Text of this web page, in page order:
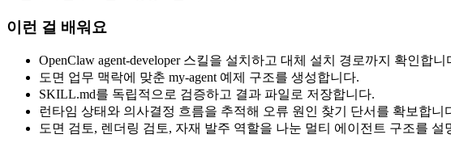
이런 걸 배워요
OpenClaw agent-developer 스킬을 설치하고 대체 설치 경로까지 확인합니
도면 업무 맥락에 맞춘 my-agent 예제 구조를 생성합니다.
SKILL.md를 독립적으로 검증하고 결과 파일로 저장합니다.
런타임 상태와 의사결정 흐름을 추적해 오류 원인 찾기 단서를 확보합니
도면 검토, 렌더링 검토, 자재 발주 역할을 나눈 멀티 에이전트 구조를 설